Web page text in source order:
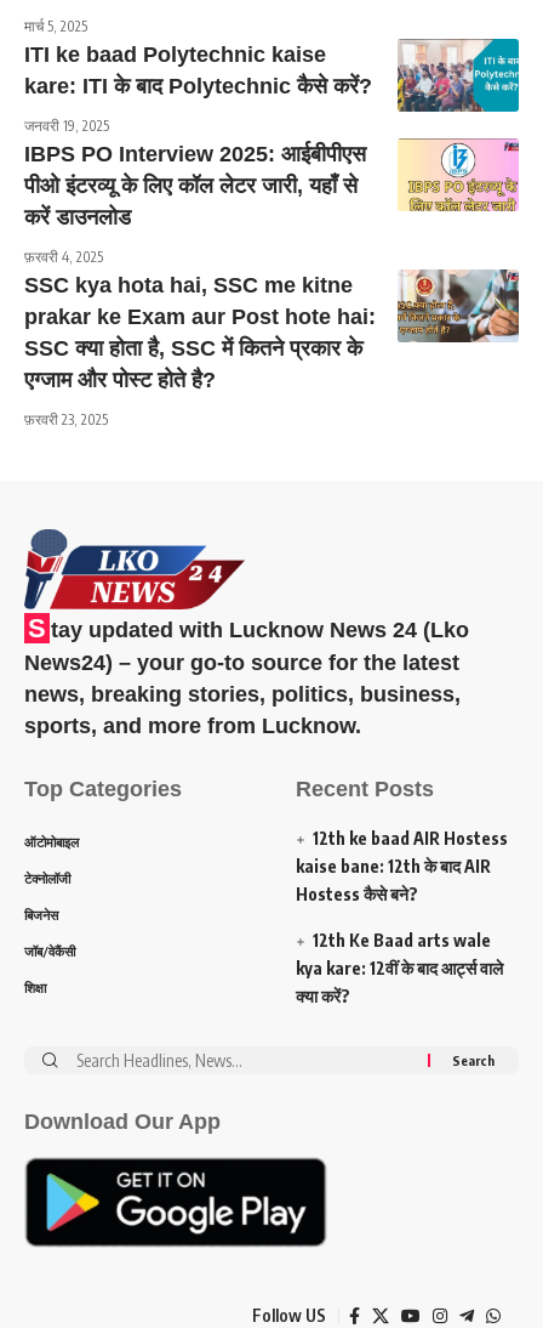
मार्च 5, 2025
ITI ke baad Polytechnic kaise
kare: ITI के बाद Polytechnic कैसे करें?
जनवरी 19, 2025
IBPS PO Interview 2025: आईबीपीएस
पीओ इंटरव्यू के लिए कॉल लेटर जारी, यहाँ से
करें डाउनलोड
फ़रवरी 4, 2025
SSC kya hota hai, SSC me kitne
prakar ke Exam aur Post hote hai:
SSC क्या होता है, SSC में कितने प्रकार के
एग्जाम और पोस्ट होते है?
फ़रवरी 23, 2025
S tay updated with Lucknow News 24 (Lko
News24) – your go-to source for the latest
news, breaking stories, politics, business,
sports, and more from Lucknow.
Top Categories
ऑटोमोबाइल
टेक्नोलॉजी
बिजनेस
जॉब/वेकैंसी
शिक्षा
Recent Posts
12th ke baad AIR Hostess
kaise bane: 12th के बाद AIR
Hostess कैसे बने?
12th Ke Baad arts wale
kya kare: 12वीं के बाद आर्ट्स वाले
क्या करें?
Search
Download Our App
Follow US